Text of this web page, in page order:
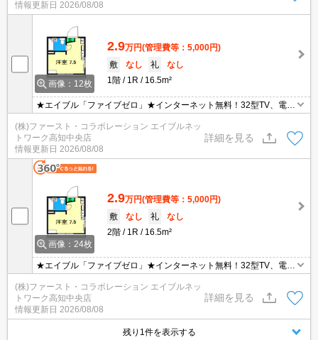
情報更新日 2026/08/08
画像：12枚
2.9万円(管理費等：5,000円)
敷
なし 礼
なし
1階
1R 16.5m²
★エイブル「ファイブゼロ」★インターネット無料！32型TV、電子
レンジ、冷蔵庫も付いてます！
(株)ファースト・コラボレーション エイブルネッ
トワーク高知中央店
情報更新日 2026/08/08
詳細を見る
画像：24枚
2.9万円(管理費等：5,000円)
敷
なし 礼
なし
2階
1R 16.5m²
★エイブル「ファイブゼロ」★インターネット無料！32型TV、電子
レンジ、冷蔵庫も付いてます！
(株)ファースト・コラボレーション エイブルネッ
トワーク高知中央店
情報更新日 2026/08/08
詳細を見る
残り1件を表示する